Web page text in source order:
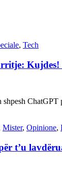
, Tech
shpesh
Mister, Opinione,
t’u